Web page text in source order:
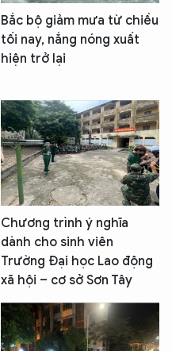
Bắc bộ giảm mưa từ chiều
tối nay, nắng nóng xuất
hiện trở lại
Chương trình ý nghĩa
dành cho sinh viên
Trường Đại học Lao động
xã hội – cơ sở Sơn Tây